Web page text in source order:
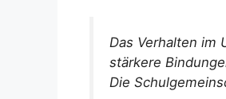
Das Verhalten im
stärkere
Die